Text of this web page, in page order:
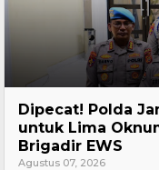
Dipecat! Polda
untuk Lima
Brigadir EWS
Agustus 07, 2026